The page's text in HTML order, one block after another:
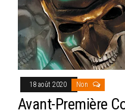
18 août 2020 Non
Avant-Première